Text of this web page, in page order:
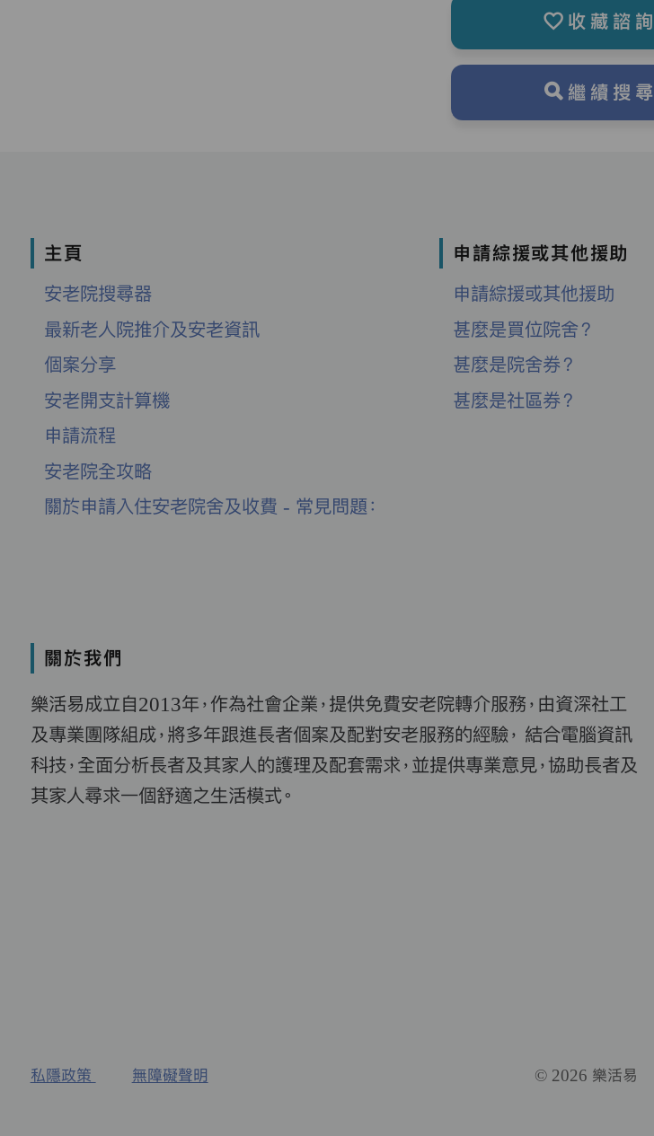
收藏諮詢
繼續搜尋
主頁
安老院搜尋器
最新老人院推介及安老資訊
個案分享
安老開支計算機
申請流程
安老院全攻略
關於申請入住安老院舍及收費 - 常見問題：
申請綜援或其他援助
申請綜援或其他援助
甚麼是買位院舍？
甚麼是院舍券？
甚麼是社區券？
關於我們
樂活易成立自2013年，作為社會企業，提供免費安老院轉介服務，由資深社工
及專業團隊組成，將多年跟進長者個案及配對安老服務的經驗， 結合電腦資訊
科技，全面分析長者及其家人的護理及配套需求，並提供專業意見，協助長者及
其家人尋求一個舒適之生活模式。
私隱政策 無障礙聲明 © 2026 樂活易